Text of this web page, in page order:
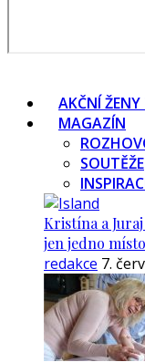
AKČNÍ ŽENY
MAGAZÍN
SOUTĚŽE
Kristína a
jen jedno místo
redakce 7.